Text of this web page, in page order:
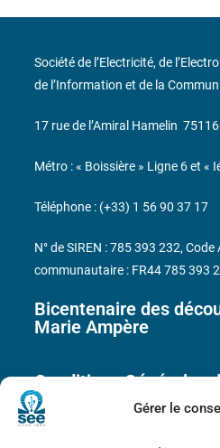
Gérer le
Bicentenaire des
Marie Ampère
Conditions Générales
Société de l’Electricité, de
de l’Information et de la
17 rue de l’Amiral Hamelin
Métro : « Boissière » Ligne 6 et «
Téléphone : (+33) 1 56 90 37 17
N° de SIREN : 785 393 232,
communautaire : FR44 785 393